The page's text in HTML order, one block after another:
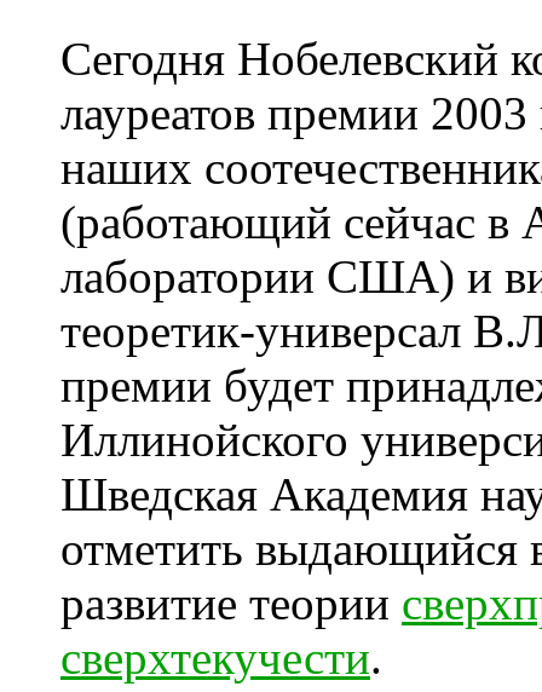
Сегодня Нобелевский
лауреатов премии
наших
(работающий сейчас в
лаборатории США) и
теоретик-универсал
премии будет
Иллинойского
Шведская Академия
отметить выдающийся
развитие теории
сверхтекучести.